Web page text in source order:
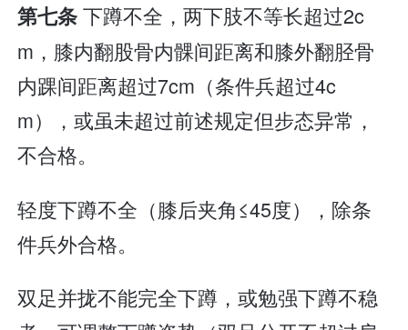
第七条下蹲不全，两下肢不等长超过2c
m，膝内翻股骨内髁间距离和膝外翻胫骨
内踝间距离超过7cm（条件兵超过4c
m），或虽未超过前述规定但步态异常，
不合格。
轻度下蹲不全（膝后夹角≤45度），除条
件兵外合格。
双足并拢不能完全下蹲，或勉强下蹲不稳